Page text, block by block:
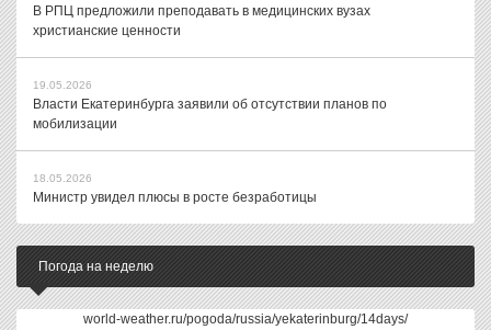
В РПЦ предложили преподавать в медицинских вузах
христианские ценности
19.05.2026
Власти Екатеринбурга заявили об отсутствии планов по
мобилизации
18.05.2026
Министр увидел плюсы в росте безработицы
Погода на неделю
world-weather.ru/pogoda/russia/yekaterinburg/14days/